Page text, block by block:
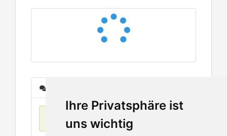
Ihre Privatsphäre ist
uns wichtig
Keine Einträge